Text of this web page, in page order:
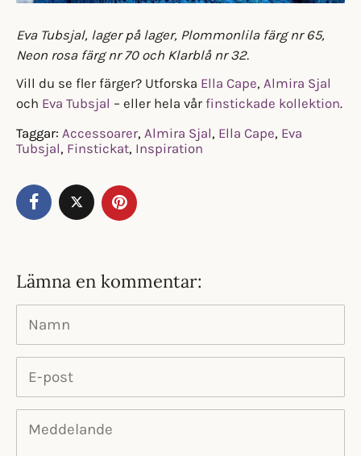
Eva Tubsjal, lager på lager, Plommonlila färg nr 65,
Neon rosa färg nr 70 och Klarblå nr 32.
Vill du se fler färger? Utforska Ella Cape, Almira Sjal
och Eva Tubsjal – eller hela vår finstickade kollektion.
Taggar: Accessoarer, Almira Sjal, Ella Cape, Eva
Tubsjal, Finstickat, Inspiration
Lämna en kommentar:
Namn
E-post
Meddelande